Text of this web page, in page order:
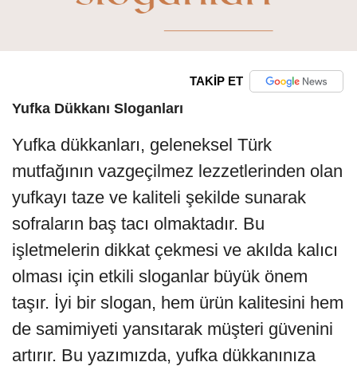
TAKİP ET
Yufka Dükkanı Sloganları
Yufka dükkanları, geleneksel Türk
mutfağının vazgeçilmez lezzetlerinden olan
yufkayı taze ve kaliteli şekilde sunarak
sofraların baş tacı olmaktadır. Bu
işletmelerin dikkat çekmesi ve akılda kalıcı
olması için etkili sloganlar büyük önem
taşır. İyi bir slogan, hem ürün kalitesini hem
de samimiyeti yansıtarak müşteri güvenini
artırır. Bu yazımızda, yufka dükkanınıza